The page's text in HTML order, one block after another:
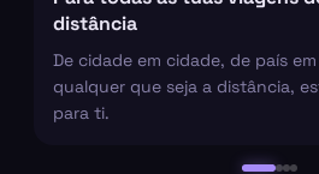
distância
De cidade em cidade, de país
qualquer que seja a distância,
para ti.